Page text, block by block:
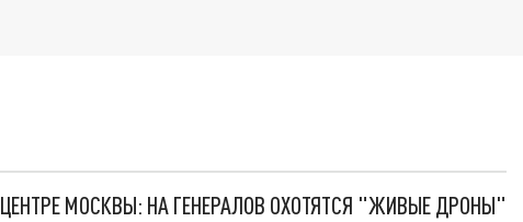
МОСКВЫ: НА ГЕНЕРАЛОВ ОХОТЯТСЯ "ЖИВЫЕ ДРОНЫ"